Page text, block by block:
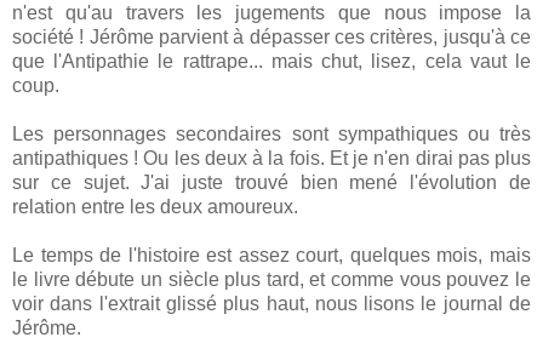
n'est qu'au travers les jugements que nous impose la
société ! Jérôme parvient à dépasser ces critères, jusqu'à ce
que l'Antipathie le rattrape... mais chut, lisez, cela vaut le
coup.
Les personnages secondaires sont sympathiques ou très
antipathiques ! Ou les deux à la fois. Et je n'en dirai pas plus
sur ce sujet. J'ai juste trouvé bien mené l'évolution de
relation entre les deux amoureux.
Le temps de l'histoire est assez court, quelques mois, mais
le livre débute un siècle plus tard, et comme vous pouvez le
voir dans l'extrait glissé plus haut, nous lisons le journal de
Jérôme.